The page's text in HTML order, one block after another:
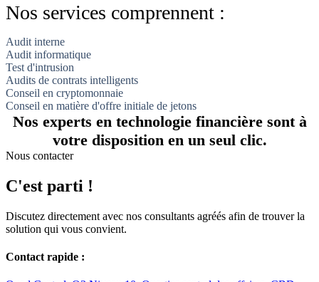
Nos services comprennent :
Audit interne
Audit informatique
Test d'intrusion
Audits de contrats intelligents
Conseil en cryptomonnaie
Conseil en matière d'offre initiale de jetons
Nos experts en technologie financière sont à
votre disposition en un seul clic.
Nous contacter
C'est parti !
Discutez directement avec nos consultants agréés afin de trouver la
solution qui vous convient.
Contact rapide :